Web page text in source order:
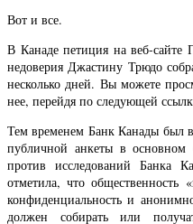
Вот и все.
В Канаде петиция на веб-сайте
недоверия Джастину Трюдо
несколько дней. Вы можете
нее, перейдя по следующей
Тем временем Банк Канады был
публичной анкеты в
против исследований Банка
отметила, что
конфиденциальность и
должен собирать или